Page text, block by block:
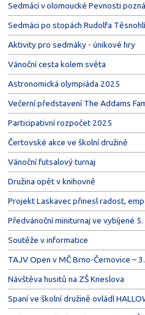
Sedmáci v olomoucké Pevnosti
Sedmáci po stopách Rudolfa
Aktivity pro sedmáky - únikové hry
Vánoční cesta kolem světa
Astronomická olympiáda 2025
Večerní představení The Addams
Participativní rozpočet 2025
Čertovské akce ve školní družině
Vánoční futsalový turnaj
Družina opět v knihovně
Projekt Laskavec přinesl radost,
Předvánoční miniturnaj ve vybíjené 5.
Soutěže v informatice
TAJV Open v MČ Brno-Černovice –
Návštěva husitů na ZŠ Kneslova
Spaní ve školní družině ovládl